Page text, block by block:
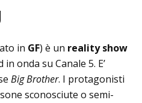
in GF) è un reality show
onda su Canale 5. E’
Big Brother. I protagonisti
sconosciute o semi-